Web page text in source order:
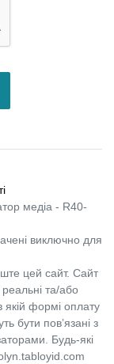
медіа - R40-
виключно для
цей сайт. Сайт
та/або
якій формі оплату
бути пов’язані з
Будь-які